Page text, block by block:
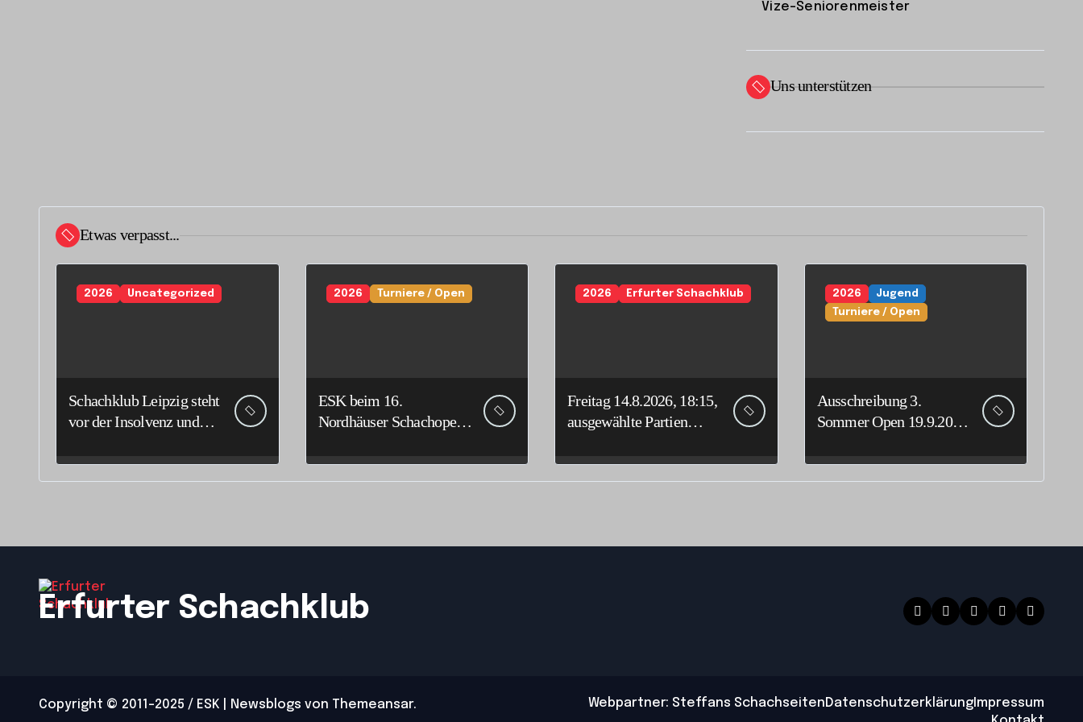
Vize-Seniorenmeister
Uns unterstützen
Etwas verpasst...
2026 Uncategorized
Schachklub Leipzig steht
vor der Insolvenz und
und Spenden
2026 Turniere / Open
ESK beim 16.
Nordhäuser Schachopen
vertreten
2026 Erfurter Schachklub
Freitag 14.8.2026, 18:15,
ausgewählte Partien
Senioreneinzelmeistersc
haft
2026
Jugend
Turniere / Open
Ausschreibung 3.
Sommer Open 19.9.2026
Erfurter Schachklub
Copyright © 2011-2025 / ESK Newsblogs von Themeansar. Webpartner: Steffans SchachseitenDatenschutzerklärung Impressum